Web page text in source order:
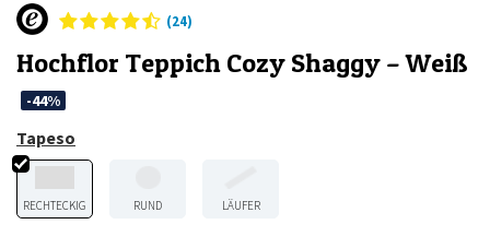
(24)
Hochflor Teppich Cozy Shaggy – Weiß
-44%
Tapeso
RECHTECKIG RUND LÄUFER